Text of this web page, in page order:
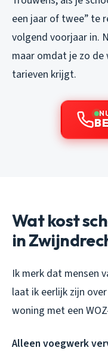
een jaar of twee” te
volgend voorjaar in.
maar omdat je zo
tarieven krijgt.
Wat kost
in
Ik merk dat mensen
laat ik eerlijk zijn
woning met een
Alleen voegwerk